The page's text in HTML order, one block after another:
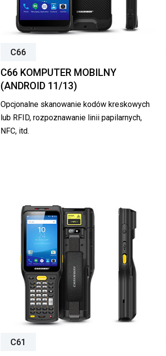
C66
C66 KOMPUTER MOBILNY
(ANDROID 11/13)
Opcjonalne skanowanie kodów kreskowych
lub RFID, rozpoznawanie linii papilarnych,
NFC, itd.
C61